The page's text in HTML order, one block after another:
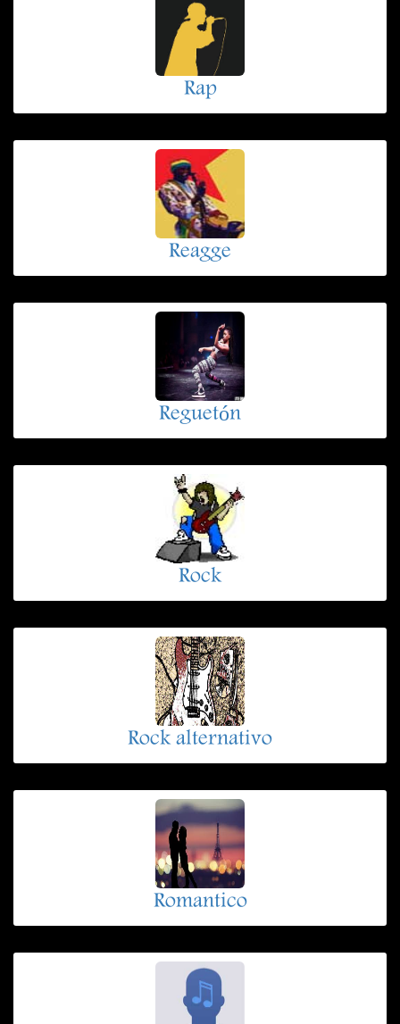
Rap
Reagge
Reguetón
Rock
Rock alternativo
Romantico